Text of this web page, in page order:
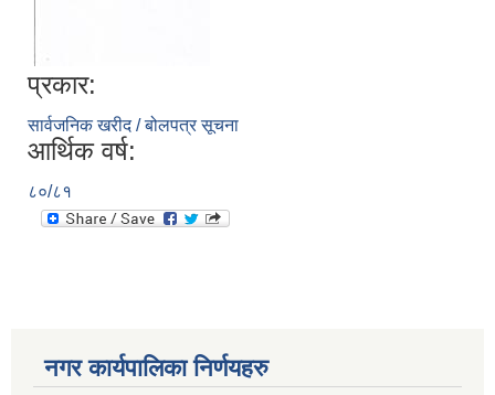
प्रकार:
सार्वजनिक खरीद / बोलपत्र सूचना
आर्थिक वर्ष:
८०/८१
नगर कार्यपालिका निर्णयहरु